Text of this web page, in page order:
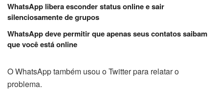
WhatsApp libera esconder status online e sair
silenciosamente de grupos
WhatsApp deve permitir que apenas seus contatos saibam
que você está online
O WhatsApp também usou o Twitter para relatar o
problema.